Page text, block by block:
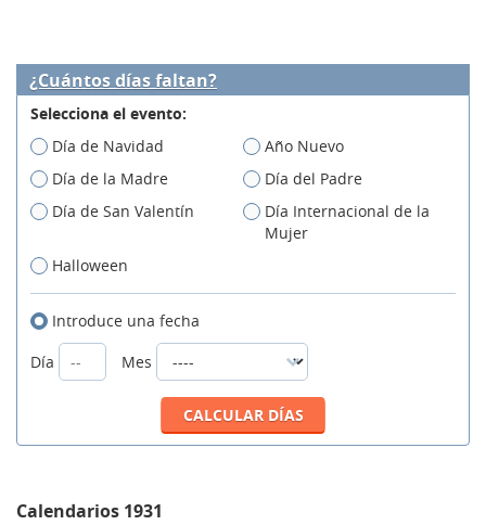
¿Cuántos días faltan?
Selecciona el evento:
Día de Navidad
Año Nuevo
Día de la Madre
Día del Padre
Día de San Valentín
Día Internacional de la
Mujer
Halloween
Introduce una fecha
Día
Mes
Calendarios 1931